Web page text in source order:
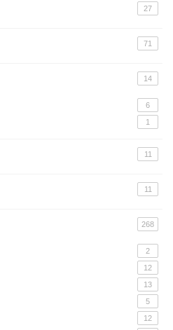
27
71
14
6
1
11
11
268
2
12
13
5
12